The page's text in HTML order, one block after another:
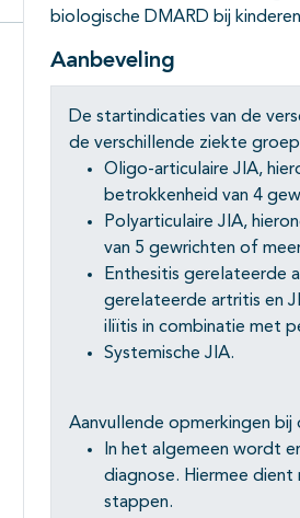
biologische DMARD bij
Aanbeveling
De startindicaties van de
de verschillende ziekte
Oligo-articulaire JIA,
betrokkenheid van 4
Polyarticulaire JIA,
van 5 gewrichten of
Enthesitis gerelateerde
gerelateerde artritis en
iliïtis in combinatie met
Systemische JIA.
Aanvullende opmerkingen
In het algemeen wordt
diagnose. Hiermee
stappen.